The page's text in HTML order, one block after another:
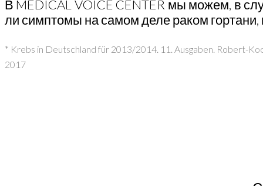
В MEDICAL VOICE CENTER мы можем, в
ли симптомы на самом деле раком
* Krebs in Deutschland für 2013/2014. 11. Ausgaben. Robert-
2017